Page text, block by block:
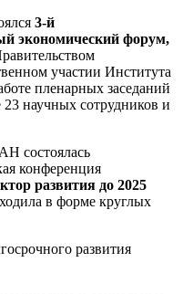
3-й
экономический форум,
участии Института
пленарных заседаний
научных сотрудников и
состоялась
конференция
развития до 2025
в форме круглых
развития